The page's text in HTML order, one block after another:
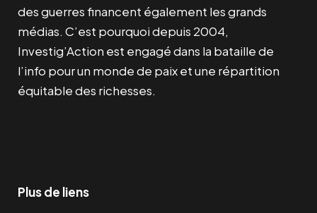
des guerres financent également les grands
médias. C’est pourquoi depuis 2004,
Investig’Action est engagé dans la bataille de
l’info pour un monde de paix et une répartition
équitable des richesses.
Plus de liens